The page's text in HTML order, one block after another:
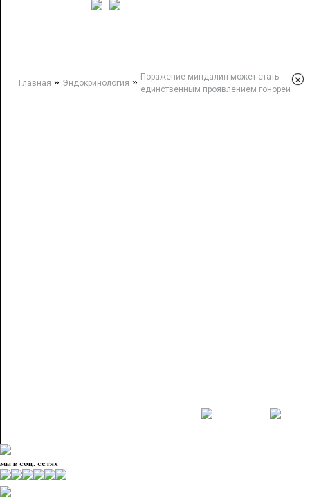
Главная » Эндокринология » Поражение миндалин может стать
единственным проявлением гонореи
×
мы в соц. сетях